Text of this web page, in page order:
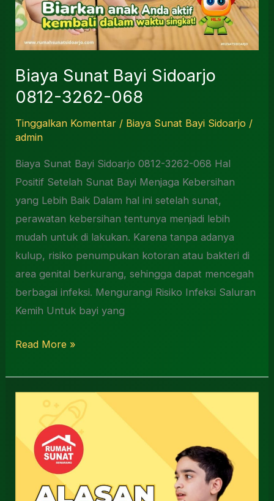
Biaya Sunat Bayi Sidoarjo
0812-3262-068
Tinggalkan Komentar / Biaya Sunat Bayi Sidoarjo /
admin
Biaya Sunat Bayi Sidoarjo 0812-3262-068 Hal
Positif Setelah Sunat Bayi Menjaga Kebersihan
yang Lebih Baik Dalam hal ini setelah sunat,
perawatan kebersihan tentunya menjadi lebih
mudah untuk di lakukan. Karena tanpa adanya
kulup, risiko penumpukan kotoran atau bakteri di
area genital berkurang, sehingga dapat mencegah
berbagai infeksi. Mengurangi Risiko Infeksi Saluran
Kemih Untuk bayi yang
Read More »
Sunat
Dewasa
Sidoarjo
3262-